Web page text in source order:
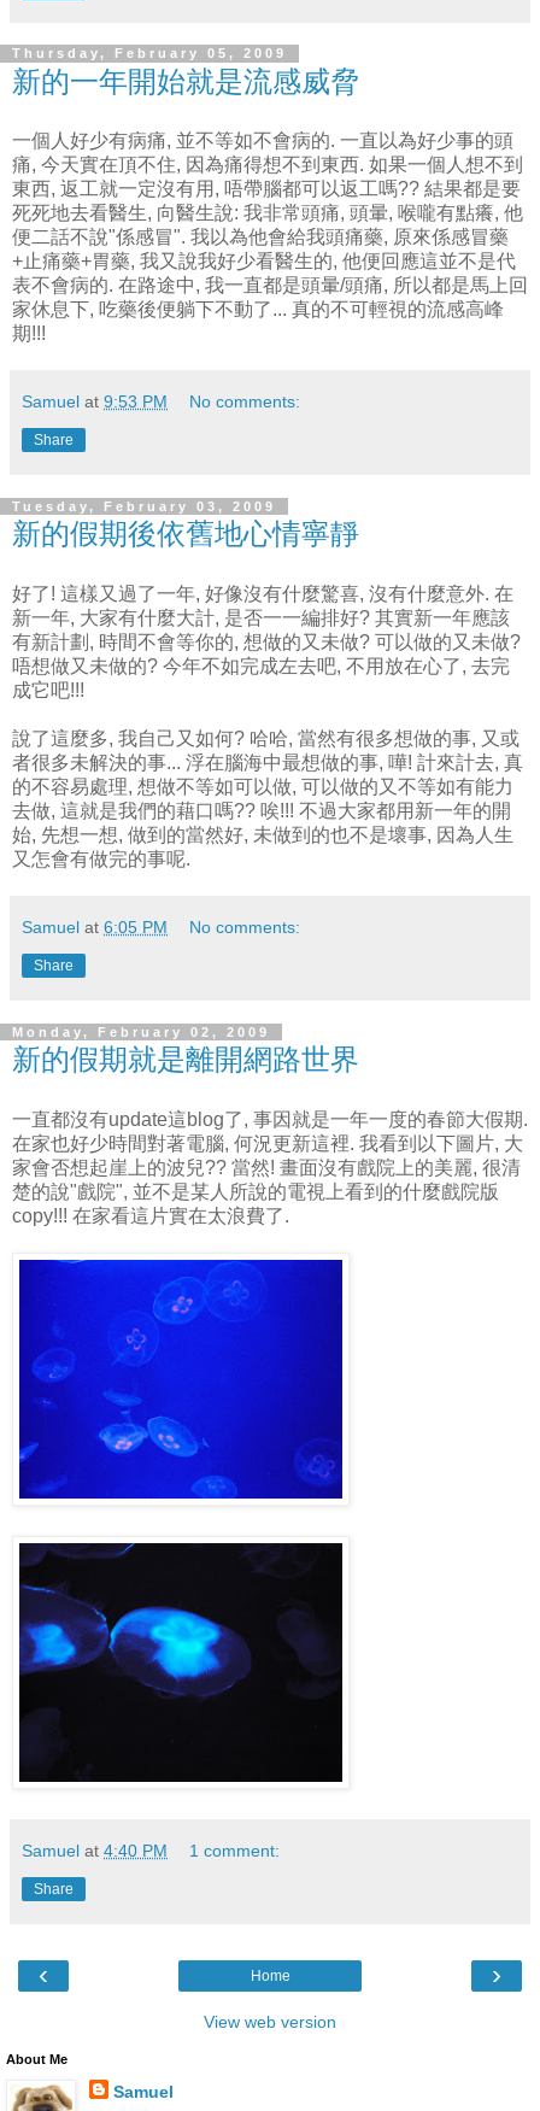
Thursday, February 05, 2009
新的一年開始就是流感威脅
一個人好少有病痛, 並不等如不會病的. 一直以為好少事的頭
痛, 今天實在頂不住, 因為痛得想不到東西. 如果一個人想不到
東西, 返工就一定沒有用, 唔帶腦都可以返工嗎?? 結果都是要
死死地去看醫生, 向醫生說: 我非常頭痛, 頭暈, 喉嚨有點癢, 他
便二話不說"係感冒". 我以為他會給我頭痛藥, 原來係感冒藥
+止痛藥+胃藥, 我又說我好少看醫生的, 他便回應這並不是代
表不會病的. 在路途中, 我一直都是頭暈/頭痛, 所以都是馬上回
家休息下, 吃藥後便躺下不動了... 真的不可輕視的流感高峰
期!!!
Samuel at 9:53 PM No comments:
Share
Tuesday, February 03, 2009
新的假期後依舊地心情寧靜
好了! 這樣又過了一年, 好像沒有什麼驚喜, 沒有什麼意外. 在
新一年, 大家有什麼大計, 是否一一編排好? 其實新一年應該
有新計劃, 時間不會等你的, 想做的又未做? 可以做的又未做?
唔想做又未做的? 今年不如完成左去吧, 不用放在心了, 去完
成它吧!!!
說了這麼多, 我自己又如何? 哈哈, 當然有很多想做的事, 又或
者很多未解決的事... 浮在腦海中最想做的事, 嘩! 計來計去, 真
的不容易處理, 想做不等如可以做, 可以做的又不等如有能力
去做, 這就是我們的藉口嗎?? 唉!!! 不過大家都用新一年的開
始, 先想一想, 做到的當然好, 未做到的也不是壞事, 因為人生
又怎會有做完的事呢.
Samuel at 6:05 PM No comments:
Share
Monday, February 02, 2009
新的假期就是離開網路世界
一直都沒有update這blog了, 事因就是一年一度的春節大假期.
在家也好少時間對著電腦, 何況更新這裡. 我看到以下圖片, 大
家會否想起崖上的波兒?? 當然! 畫面沒有戲院上的美麗, 很清
楚的說"戲院", 並不是某人所說的電視上看到的什麼戲院版
copy!!! 在家看這片實在太浪費了.
Samuel at 4:40 PM 1 comment:
Share
‹ ›
Home
View web version
About Me
Samuel